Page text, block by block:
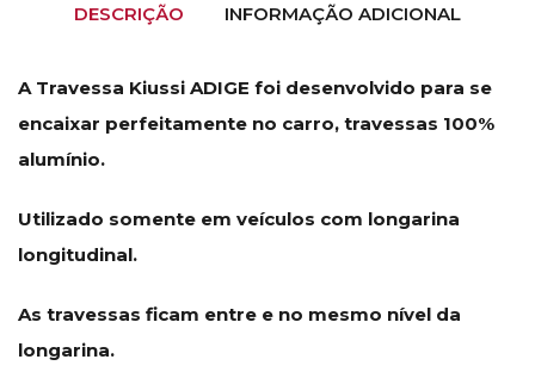
DESCRIÇÃO INFORMAÇÃO ADICIONAL
A Travessa Kiussi ADIGE foi desenvolvido para se
encaixar perfeitamente no carro, travessas 100%
alumínio.
Utilizado somente em veículos com longarina
longitudinal.
As travessas ficam entre e no mesmo nível da
longarina.